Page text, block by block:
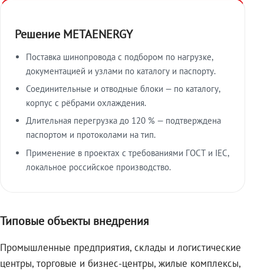
Решение METAENERGY
Поставка шинопровода с подбором по нагрузке,
документацией и узлами по каталогу и паспорту.
Соединительные и отводные блоки — по каталогу,
корпус с рёбрами охлаждения.
Длительная перегрузка до 120 % — подтверждена
паспортом и протоколами на тип.
Применение в проектах с требованиями ГОСТ и IEC,
локальное российское производство.
Типовые объекты внедрения
Промышленные предприятия, склады и логистические
центры, торговые и бизнес-центры, жилые комплексы,